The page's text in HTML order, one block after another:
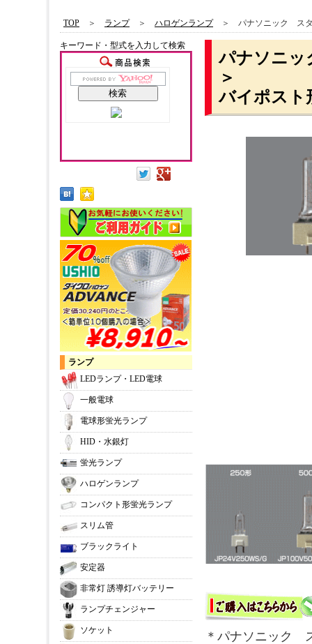
TOP ＞ ランプ＞ ハロゲンランプ ＞ パナソニック ス
キーワード・型式を入力して検索
ランプ
LEDランプ・LED電球
一般電球
電球形蛍光ランプ
HID・水銀灯
蛍光ランプ
ハロゲンランプ
コンパクト形蛍光ランプ
スリム管
ブラックライト
安定器
非常灯 誘導灯バッテリー
ランプチェンジャー
ソケット
パナソニッ
＞
バイポスト
＊パナソニック